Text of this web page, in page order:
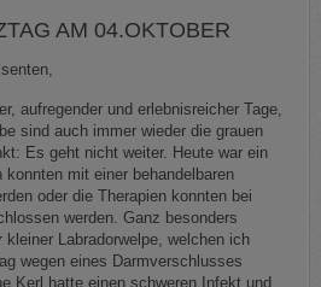
AM 04.OKTOBER
aufregender und erlebnisreicher Tage,
sind auch immer wieder die grauen
Es geht nicht weiter. Heute war ein
mit einer behandelbaren
oder die Therapien konnten bei
werden. Ganz besonders
Labradorwelpe, welchen ich
wegen eines Darmverschlusses
Kerl hatte einen schweren Infekt und